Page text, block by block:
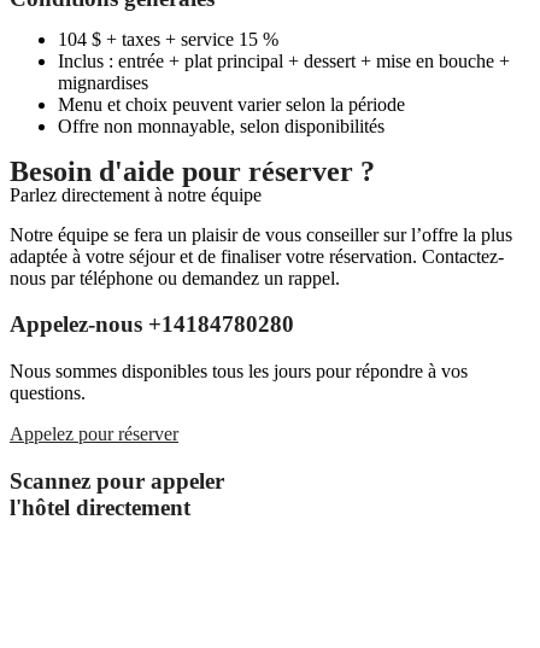
104 $ + taxes + service 15 %
Inclus : entrée + plat principal + dessert + mise en bouche +
mignardises
Menu et choix peuvent varier selon la période
Offre non monnayable, selon disponibilités
Besoin d'aide pour réserver ?
Parlez directement à notre équipe
Notre équipe se fera un plaisir de vous conseiller sur l’offre la plus
adaptée à votre séjour et de finaliser votre réservation. Contactez-
nous par téléphone ou demandez un rappel.
Appelez-nous +14184780280
Nous sommes disponibles tous les jours pour répondre à vos
questions.
Appelez pour réserver
Scannez pour appeler
l'hôtel directement